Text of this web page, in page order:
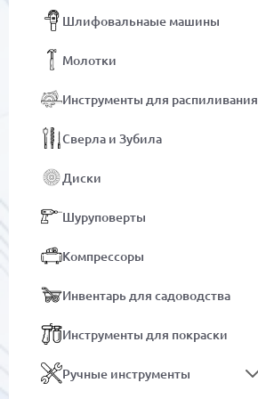
Шлифовальнаые машины
Молотки
Инструменты для распиливания
Сверла и Зубила
Диски
Шуруповерты
Компрессоры
Инвентарь для садоводства
Инструменты для покраски
Ручные инструменты